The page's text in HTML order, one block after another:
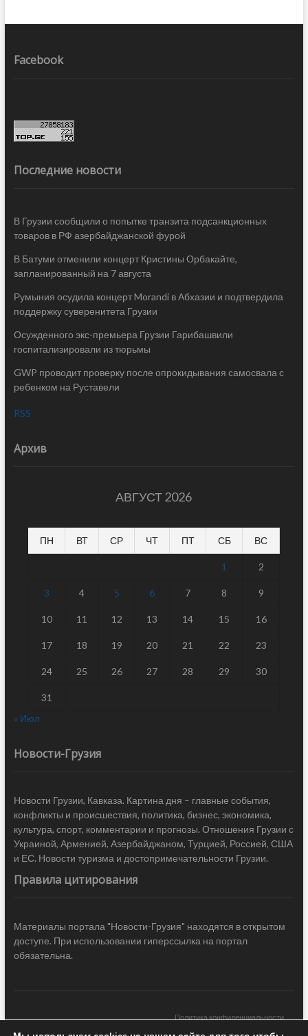
Facebook
Последние новости
В Грузии сообщили о попытке транзита подсанкционных
товаров в РФ азербайджанской фурой
В Батуми отменили концерт Кристины Орбакайте,
запланированный на 7 августа
Румыния осудила концерт Morandi в Абхазии и подтвердила
поддержку суверенитета Грузии
Осужденного экс-премьера Грузии Гарибашвили
госпитализировали из тюрьмы
GWP проводит проверку после опрокидывания самосвала с
ребенком на Руставели
RSS
Архив
АВГУСТ 2026
ПН ВТ СР ЧТ ПТ СБ ВС
1 2
3 4 5 6 7 8 9
10 11 12 13 14 15 16
17 18 19 20 21 22 23
24 25 26 27 28 29 30
31
« Июл
Новости-Грузия
Новости Грузии, Кавказа. Картина дня – главные события,
конфликты и происшествия, политика, бизнес, экономика,
культура, спорт, комментарии и прогнозы. Отношения Грузии с
Украиной, Арменией, Азербайджаном, Турцией, Россией, США
и ЕС. Новости туризма и достопримечательности Грузии.
Правила цитирования
Материалы портала "Новости-Грузия" находятся в открытом
доступе. При использовании гиперссылка на портал
обязательна.
Политика конфиденциальности